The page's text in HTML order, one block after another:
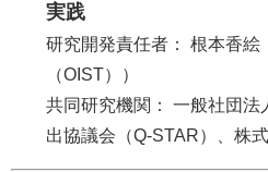
実践
研究開発責任者：
根本香絵
（OIST）​） ​
共同研究機関： 一般社団法
出協議会（Q-STAR）、株